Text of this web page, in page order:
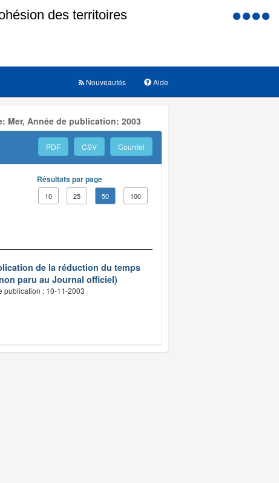
Menu
Aide
Nouveautés
Mer, Année de publication: 2003
PDF CSV Courriel
Résultats par page
10 25 50 100
de la réduction du temps
paru au Journal officiel)
publication : 10-11-2003